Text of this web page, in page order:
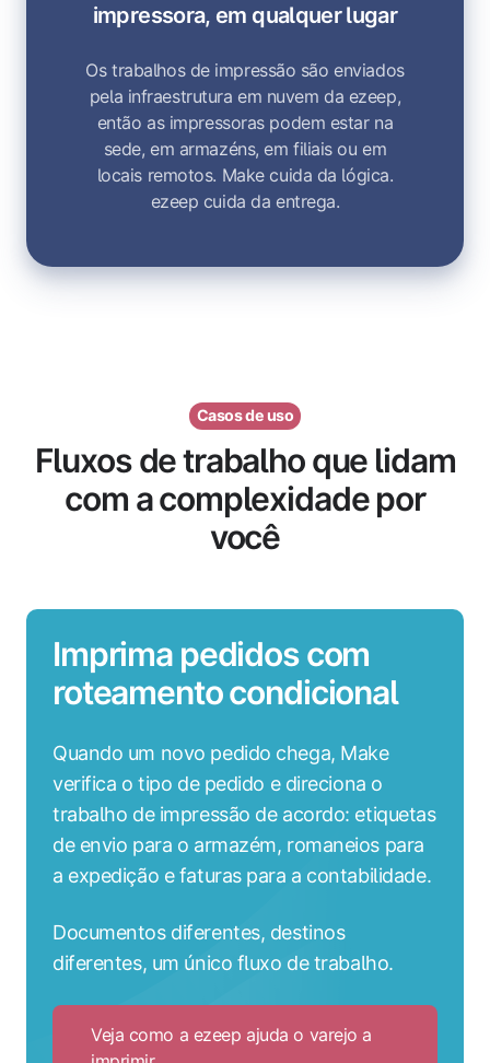
impressora, em qualquer lugar
Os trabalhos de impressão são enviados
pela infraestrutura em nuvem da ezeep,
então as impressoras podem estar na
sede, em armazéns, em filiais ou em
locais remotos. Make cuida da lógica.
ezeep cuida da entrega.
Casos de uso
Fluxos de trabalho que lidam
com a complexidade por
você
Imprima pedidos com
roteamento condicional
Quando um novo pedido chega, Make
verifica o tipo de pedido e direciona o
trabalho de impressão de acordo: etiquetas
de envio para o armazém, romaneios para
a expedição e faturas para a contabilidade.
Documentos diferentes, destinos
diferentes, um único fluxo de trabalho.
Veja como a ezeep ajuda o varejo a